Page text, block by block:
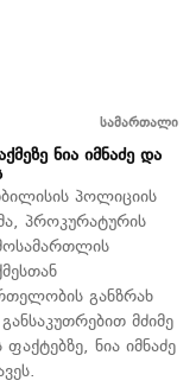
სამართალი
ნია იმნაძე და
პოლიციის
პროკურატურის
განზრახ
მძიმე
ნია იმნაძე